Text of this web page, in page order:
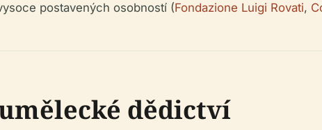
postavených osobností (Fondazione Luigi Rovati,
dědictví